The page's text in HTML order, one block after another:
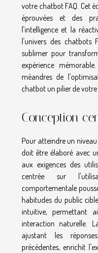
votre chatbot FAQ. Cet
éprouvées et des
l'intelligence et la
l'univers des chatbots
sublimer pour
expérience
méandres de
chatbot un pilier de votre
Conception
Pour atteindre un
doit être élaboré avec
aux exigences des
centrée sur
comportementale
habitudes du public
intuitive, permettant
interaction naturelle.
ajustant les
précédentes, enrichit